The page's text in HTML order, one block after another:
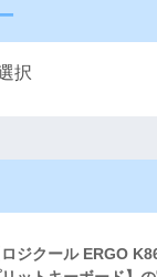
ロジクール ERGO